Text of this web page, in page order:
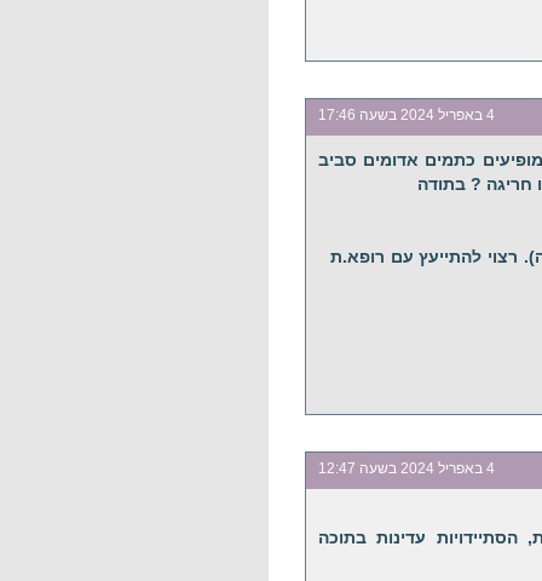
4 באפריל 2024 בשעה 17:46
כתמים אדומים סביב
חריגה ? בתודה
רצוי להתייעץ עם רופא.ת
4 באפריל 2024 בשעה 12:47
הסתיידויות עדינות בתוכה